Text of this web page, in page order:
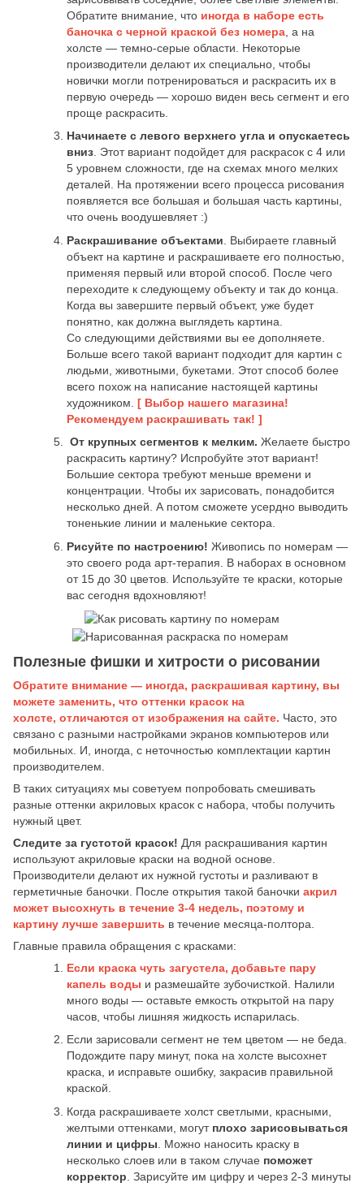
Обратите внимание, что иногда в наборе есть
баночка с черной краской без номера , а на
холсте — темно-серые области. Некоторые
производители делают их специально, чтобы
новички могли потренироваться и раскрасить их в
первую очередь — хорошо виден весь сегмент и его
проще раскрасить.
Начинаете с левого верхнего угла и опускаетесь
вниз. Этот вариант подойдет для раскрасок с 4 или
5 уровнем сложности, где на схемах много мелких
деталей. На протяжении всего процесса рисования
появляется все большая и большая часть картины,
что очень воодушевляет :)
Раскрашивание объектами . Выбираете главный
объект на картине и раскрашиваете его полностью,
применяя первый или второй способ. После чего
переходите к следующему объекту и так до конца.
Когда вы завершите первый объект, уже будет
понятно, как должна выглядеть картина.
Со следующими действиями вы ее дополняете.
Больше всего такой вариант подходит для картин с
людьми, животными, букетами. Этот способ более
всего похож на написание настоящей картины
художником. [ Выбор нашего магазина!
Рекомендуем раскрашивать так! ]
От крупных сегментов к мелким. Желаете быстро
раскрасить картину? Испробуйте этот вариант!
Большие сектора требуют меньше времени и
концентрации. Чтобы их зарисовать, понадобится
несколько дней. А потом сможете усердно выводить
тоненькие линии и маленькие сектора.
Рисуйте по настроению! Живопись по номерам —
это своего рода арт-терапия. В наборах в основном
от 15 до 30 цветов. Используйте те краски, которые
вас сегодня вдохновляют!
Полезные фишки и хитрости о рисовании
Обратите внимание — иногда, раскрашивая картину, вы
можете заменить, что оттенки красок на
холсте, отличаются от изображения на сайте. Часто, это
связано с разными настройками экранов компьютеров или
мобильных. И, иногда, с неточностью комплектации картин
производителем.
В таких ситуациях мы советуем попробовать смешивать
разные оттенки акриловых красок с набора, чтобы получить
нужный цвет.
Следите за густотой красок! Для раскрашивания картин
используют акриловые краски на водной основе.
Производители делают их нужной густоты и разливают в
герметичные баночки. После открытия такой баночки акрил
может высохнуть в течение 3-4 недель, поэтому и
картину лучше завершить в течение месяца-полтора.
Главные правила обращения с красками:
Если краска чуть загустела, добавьте пару
капель воды и размешайте зубочисткой. Налили
много воды — оставьте емкость открытой на пару
часов, чтобы лишняя жидкость испарилась.
Если зарисовали сегмент не тем цветом — не беда.
Подождите пару минут, пока на холсте высохнет
краска, и исправьте ошибку, закрасив правильной
краской.
Когда раскрашиваете холст светлыми, красными,
желтыми оттенками, могут плохо зарисовываться
линии и цифры . Можно наносить краску в
несколько слоев или в таком случае поможет
корректор . Зарисуйте им цифру и через 2-3 минуты